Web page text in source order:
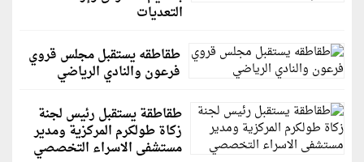
التعديات
طقاطقه يستقبل مجلس قروي
فرعون والنادي الرياضي
طقاطقة يستقبل رئيس لجنة
زكاة طولكرم المركزية ومدير
مستشفى الاسراء التخصصي